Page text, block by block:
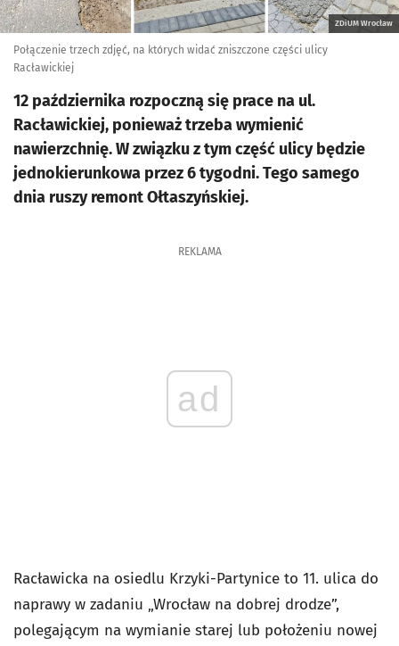
ZDiUM Wrocław
Połączenie trzech zdjęć, na których widać zniszczone części ulicy
Racławickiej
12 października rozpoczną się prace na ul.
Racławickiej, ponieważ trzeba wymienić
nawierzchnię. W związku z tym część ulicy będzie
jednokierunkowa przez 6 tygodni. Tego samego
dnia ruszy remont Ołtaszyńskiej.
REKLAMA
ad
Racławicka na osiedlu Krzyki-Partynice to 11. ulica do
naprawy w zadaniu „Wrocław na dobrej drodze”,
polegającym na wymianie starej lub położeniu nowej